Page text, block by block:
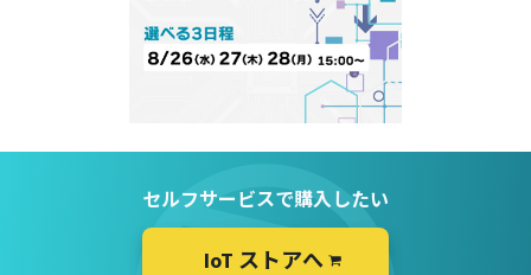
セルフサービスで購入したい
IoT ストアへ